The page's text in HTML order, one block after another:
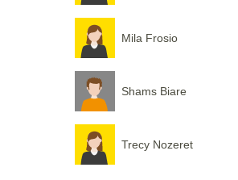
Mila Frosio
Shams Biare
Trecy Nozeret